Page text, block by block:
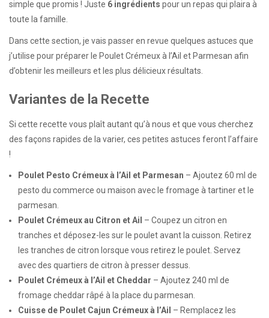
simple que promis ! Juste 6 ingrédients pour un repas qui plaira à
toute la famille.
Dans cette section, je vais passer en revue quelques astuces que
j’utilise pour préparer le Poulet Crémeux à l’Ail et Parmesan afin
d’obtenir les meilleurs et les plus délicieux résultats.
Variantes de la Recette
Si cette recette vous plaît autant qu’à nous et que vous cherchez
des façons rapides de la varier, ces petites astuces feront l’affaire
!
Poulet Pesto Crémeux à l’Ail et Parmesan – Ajoutez 60 ml de
pesto du commerce ou maison avec le fromage à tartiner et le
parmesan.
Poulet Crémeux au Citron et Ail – Coupez un citron en
tranches et déposez-les sur le poulet avant la cuisson. Retirez
les tranches de citron lorsque vous retirez le poulet. Servez
avec des quartiers de citron à presser dessus.
Poulet Crémeux à l’Ail et Cheddar – Ajoutez 240 ml de
fromage cheddar râpé à la place du parmesan.
Cuisse de Poulet Cajun Crémeux à l’Ail – Remplacez les